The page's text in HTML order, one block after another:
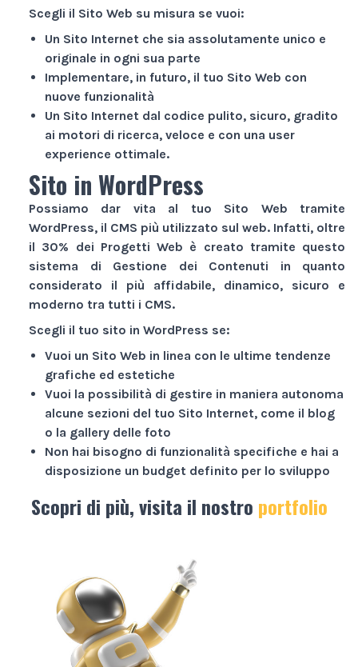
Scegli il Sito Web su misura se vuoi:
Un Sito Internet che sia assolutamente unico e
originale in ogni sua parte
Implementare, in futuro, il tuo Sito Web con
nuove funzionalità
Un Sito Internet dal codice pulito, sicuro, gradito
ai motori di ricerca, veloce e con una user
experience ottimale.
Sito in WordPress
Possiamo dar vita al tuo Sito Web tramite
WordPress, il CMS più utilizzato sul web. Infatti, oltre
il 30% dei Progetti Web è creato tramite questo
sistema di Gestione dei Contenuti in quanto
considerato il più affidabile, dinamico, sicuro e
moderno tra tutti i CMS.
Scegli il tuo sito in WordPress se:
Vuoi un Sito Web in linea con le ultime tendenze
grafiche ed estetiche
Vuoi la possibilità di gestire in maniera autonoma
alcune sezioni del tuo Sito Internet, come il blog
o la gallery delle foto
Non hai bisogno di funzionalità specifiche e hai a
disposizione un budget definito per lo sviluppo
Scopri di più, visita il nostro portfolio